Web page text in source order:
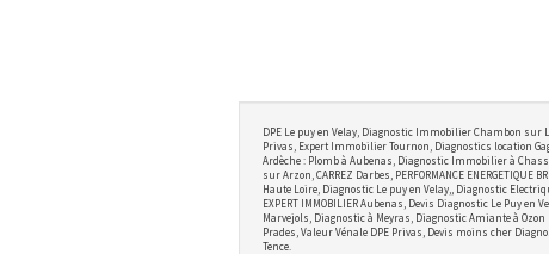
DPE Le puy en Velay, Diagnostic Immobilier Chambon sur
Privas, Expert Immobilier Tournon, Diagnostics location
Ardèche : Plomb à Aubenas, Diagnostic Immobilier à
sur Arzon, CARREZ Darbes, PERFORMANCE
Haute Loire, Diagnostic Le puy en Velay,, Diagnostic
EXPERT IMMOBILIER Aubenas, Devis Diagnostic Le Puy
Marvejols, Diagnostic à Meyras, Diagnostic Amiante à
Prades, Valeur Vénale DPE Privas, Devis moins cher
Tence.